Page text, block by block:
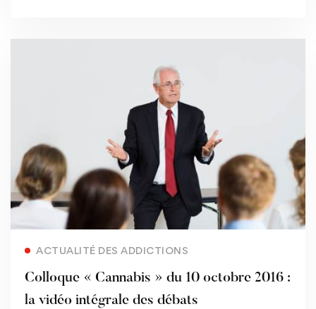
ACTUALITÉ DES ADDICTIONS
Colloque « Cannabis » du 10 octobre 2016 :
la vidéo intégrale des débats